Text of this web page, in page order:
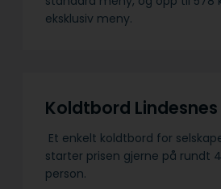
eksklusiv meny.
Koldtbord
Et enkelt koldtbord for
starter prisen gjerne på rundt
person.